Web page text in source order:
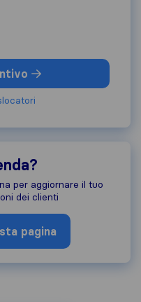
per aggiornare il tuo
dei clienti
pagina